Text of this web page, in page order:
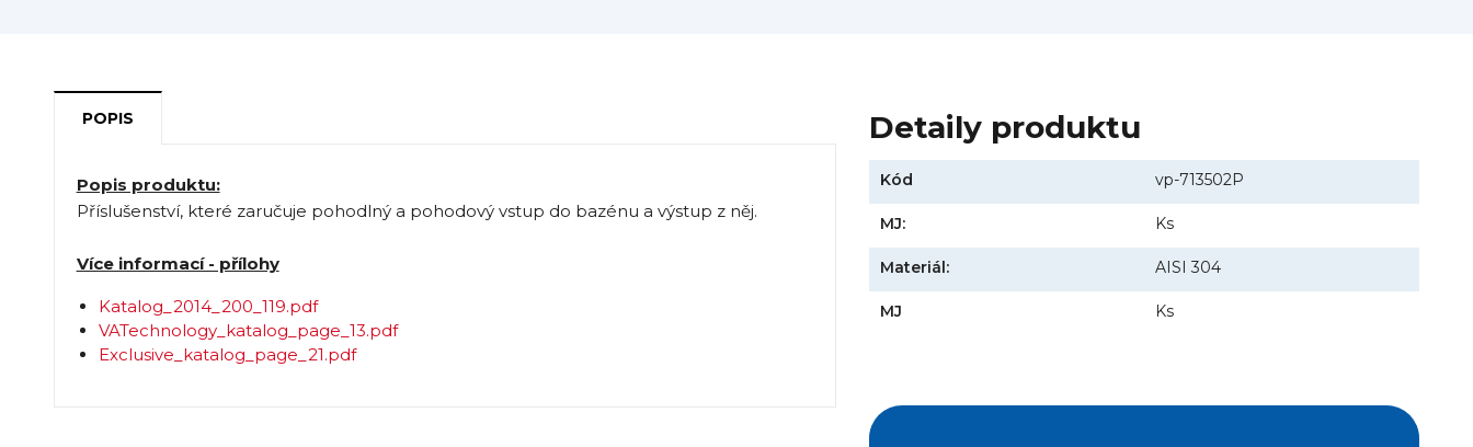
POPIS
Popis produktu:
Příslušenství, které zaručuje pohodlný a pohodový vstup do bazénu a výstup z něj.
Více informací - přílohy
Katalog_2014_200_119.pdf
VATechnology_katalog_page_13.pdf
Exclusive_katalog_page_21.pdf
Detaily produktu
Kód vp-713502P
MJ: Ks
Materiál: AISI 304
MJ Ks